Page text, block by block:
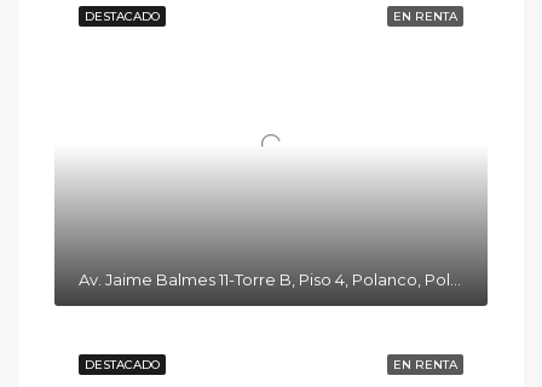
EN RENTA
DESTACADO
EN RENTA
DESTACADO